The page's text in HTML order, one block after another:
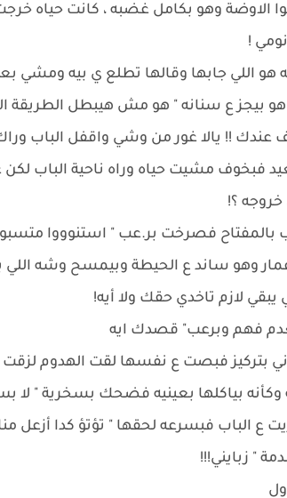
الاوضة وهو بكامل غضبه ، كانت حياه
!
هو اللي جابها وقالها تطلع ي بيه ومشي
بيجز ع سنانه " هو مش هيبطل الطريقة
عندك !! يالا غور من وشي واقفل الباب
فبخوف مشيت حياه وراه ناحية الباب
خروجه ؟!
بالمفتاح فصرخت بر.عب " استنوووا
عمار وهو ساند ع الحيطة وبيمسح وشه
يبقي لازم تاخدي حقك ولا أيه!
فهم وبرعب" قصدك ايه
بتركيز فبصت ع نفسها لقت الهدوم
وكأنه بياكلها بعينيه فضحك بسخرية "
ع الباب فبسرعه لحقها " تؤتؤ كدا أزعل
" زبايني!!!